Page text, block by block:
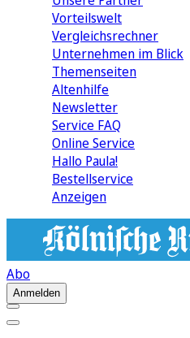
Vorteilswelt
Vergleichsrechner
Unternehmen im Blick
Themenseiten
Altenhilfe
Newsletter
Service FAQ
Online Service
Hallo Paula!
Bestellservice
Anzeigen
Abo
Anmelden